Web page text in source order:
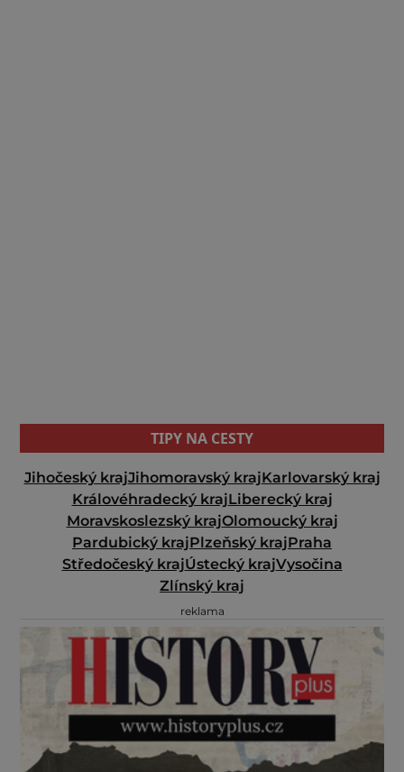
TIPY NA CESTY
Jihočeský krajJihomoravský krajKarlovarský kraj
Královéhradecký krajLiberecký kraj
Moravskoslezský krajOlomoucký kraj
Pardubický krajPlzeňský krajPraha
Středočeský krajÚstecký krajVysočina
Zlínský kraj
reklama